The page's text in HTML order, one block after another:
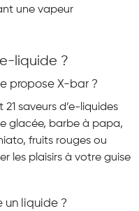
une vapeur
liquide ?
propose X-bar ?
saveurs d’e-liquides
glacée, barbe à papa,
fruits rouges ou
les plaisirs à votre guise
un liquide ?